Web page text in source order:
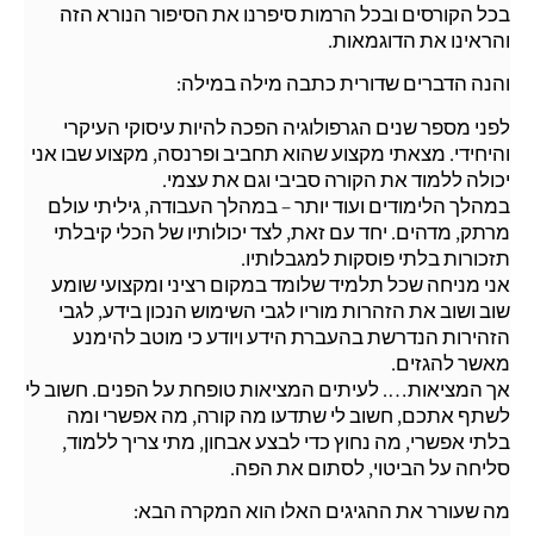
בכל הקורסים ובכל הרמות סיפרנו את הסיפור הנורא הזה
והראינו את הדוגמאות.
והנה הדברים שדורית כתבה מילה במילה:
לפני מספר שנים הגרפולוגיה הפכה להיות עיסוקי העיקרי
והיחידי. מצאתי מקצוע שהוא תחביב ופרנסה, מקצוע שבו אני
יכולה ללמוד את הקורה סביבי וגם את עצמי.
במהלך הלימודים ועוד יותר – במהלך העבודה, גיליתי עולם
מרתק, מדהים. יחד עם זאת, לצד יכולותיו של הכלי קיבלתי
תזכורות בלתי פוסקות למגבלותיו.
אני מניחה שכל תלמיד שלומד במקום רציני ומקצועי שומע
שוב ושוב את הזהרות מוריו לגבי השימוש הנכון בידע, לגבי
הזהירות הנדרשת בהעברת הידע ויודע כי מוטב להימנע
מאשר להגזים.
אך המציאות…. לעיתים המציאות טופחת על הפנים. חשוב לי
לשתף אתכם, חשוב לי שתדעו מה קורה, מה אפשרי ומה
בלתי אפשרי, מה נחוץ כדי לבצע אבחון, מתי צריך ללמוד,
סליחה על הביטוי, לסתום את הפה.
מה שעורר את ההגיגים האלו הוא המקרה הבא: